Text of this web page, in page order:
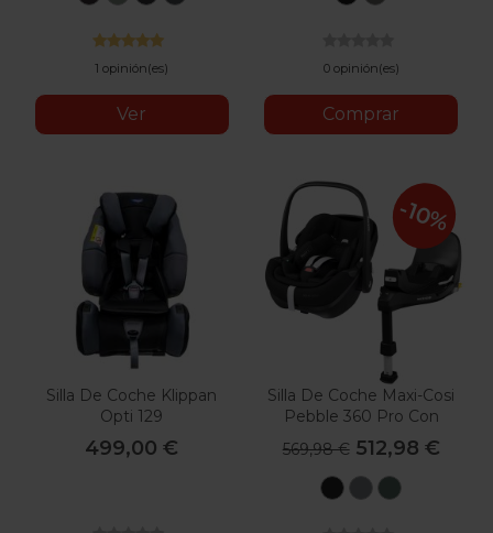
Melange
Cab
1 opinión(es)
Ver
0 opinión(es)
Comprar
Silla De Coche Klippan
Opti 129
499,00 €
Silla De Coche Maxi-Cosi
Pebble 360 Pro Con
Base
569,98 € 512,98 €
EssentialEssential
-10%